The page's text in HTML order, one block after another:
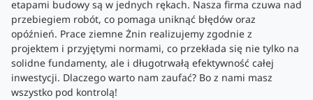
etapami budowy są w jednych rękach. Nasza firma czuwa nad
przebiegiem robót, co pomaga uniknąć błędów oraz
opóźnień. Prace ziemne Żnin realizujemy zgodnie z
projektem i przyjętymi normami, co przekłada się nie tylko na
solidne fundamenty, ale i długotrwałą efektywność całej
inwestycji. Dlaczego warto nam zaufać? Bo z nami masz
wszystko pod kontrolą!